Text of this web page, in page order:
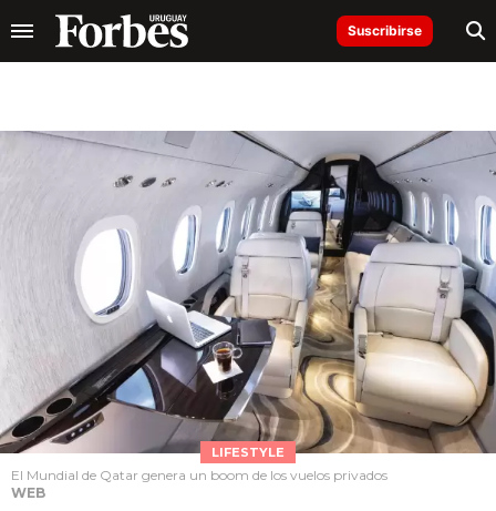
Suscribirse
LIFESTYLE
El Mundial de Qatar genera un boom de los vuelos privados
WEB